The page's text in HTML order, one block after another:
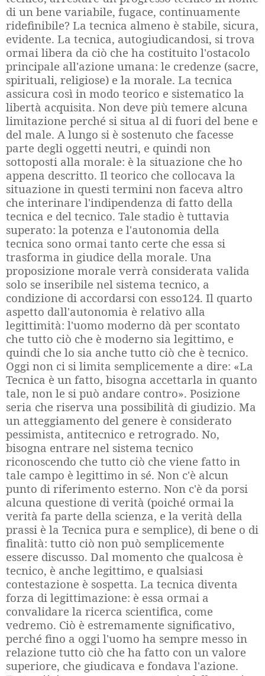
di un bene variabile, fugace, continuamente
ridefinibile? La tecnica almeno è stabile, sicura,
evidente. La tecnica, autogiudicandosi, si trova
ormai libera da ciò che ha costituito l'ostacolo
principale all'azione umana: le credenze (sacre,
spirituali, religiose) e la morale. La tecnica
assicura così in modo teorico e sistematico la
libertà acquisita. Non deve più temere alcuna
limitazione perché si situa al di fuori del bene e
del male. A lungo si è sostenuto che facesse
parte degli oggetti neutri, e quindi non
sottoposti alla morale: è la situazione che ho
appena descritto. Il teorico che collocava la
situazione in questi termini non faceva altro
che interinare l'indipendenza di fatto della
tecnica e del tecnico. Tale stadio è tuttavia
superato: la potenza e l'autonomia della
tecnica sono ormai tanto certe che essa si
trasforma in giudice della morale. Una
proposizione morale verrà considerata valida
solo se inseribile nel sistema tecnico, a
condizione di accordarsi con esso124. Il quarto
aspetto dall'autonomia è relativo alla
legittimità: l'uomo moderno dà per scontato
che tutto ciò che è moderno sia legittimo, e
quindi che lo sia anche tutto ciò che è tecnico.
Oggi non ci si limita semplicemente a dire: «La
Tecnica è un fatto, bisogna accettarla in quanto
tale, non le si può andare contro». Posizione
seria che riserva una possibilità di giudizio. Ma
un atteggiamento del genere è considerato
pessimista, antitecnico e retrogrado. No,
bisogna entrare nel sistema tecnico
riconoscendo che tutto ciò che viene fatto in
tale campo è legittimo in sé. Non c'è alcun
punto di riferimento esterno. Non c'è da porsi
alcuna questione di verità (poiché ormai la
verità fa parte della scienza, e la verità della
prassi è la Tecnica pura e semplice), di bene o di
finalità: tutto ciò non può semplicemente
essere discusso. Dal momento che qualcosa è
tecnico, è anche legittimo, e qualsiasi
contestazione è sospetta. La tecnica diventa
forza di legittimazione: è essa ormai a
convalidare la ricerca scientifica, come
vedremo. Ciò è estremamente significativo,
perché fino a oggi l'uomo ha sempre messo in
relazione tutto ciò che ha fatto con un valore
superiore, che giudicava e fondava l'azione.